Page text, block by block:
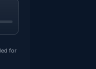
for